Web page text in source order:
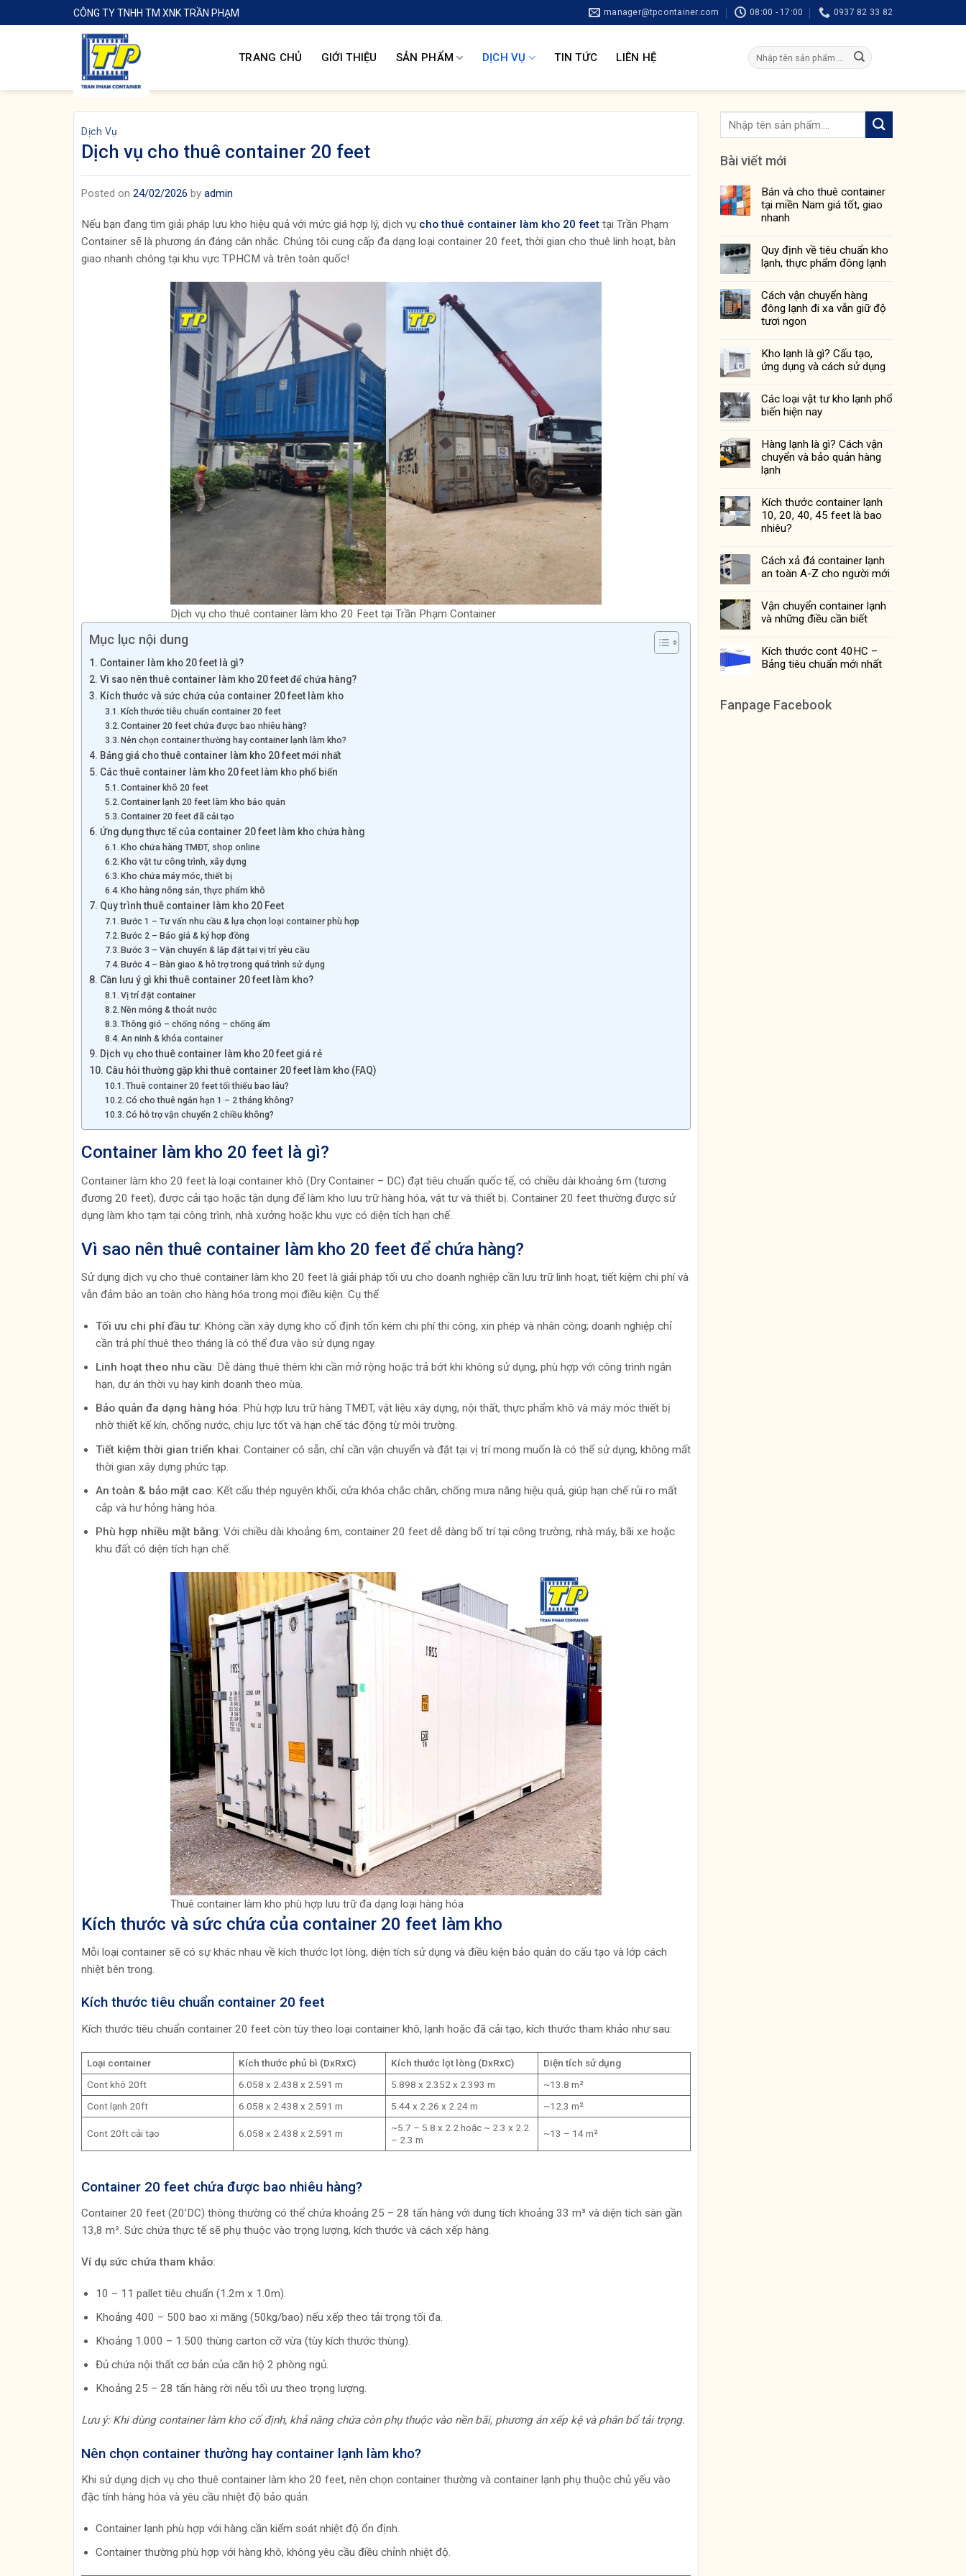
to
CÔNG TY TNHH TM XNK TRẦN PHẠM manager@tpcontainer.com 08:00 - 17:00 0937 82 33 82
TRANG CHỦ GIỚI THIỆU SẢN PHẨM DỊCH VỤ TIN TỨC LIÊN HỆ
Tìm
kiếm:
Dịch Vụ
Dịch vụ cho thuê container 20 feet
Posted on 24/02/2026 by admin
Nếu bạn đang tìm giải pháp lưu kho hiệu quả với mức giá hợp lý, dịch vụ cho thuê container làm kho 20 feet tại Trần Phạm
Container sẽ là phương án đáng cân nhắc. Chúng tôi cung cấp đa dạng loại container 20 feet, thời gian cho thuê linh hoạt, bàn
giao nhanh chóng tại khu vực TPHCM và trên toàn quốc!
Dịch vụ cho thuê container làm kho 20 Feet tại Trần Phạm Container
Mục lục nội dung
Container làm kho 20 feet là gì?
Vì sao nên thuê container làm kho 20 feet để chứa hàng?
Kích thước và sức chứa của container 20 feet làm kho
Kích thước tiêu chuẩn container 20 feet
Container 20 feet chứa được bao nhiêu hàng?
Nên chọn container thường hay container lạnh làm kho?
Bảng giá cho thuê container làm kho 20 feet mới nhất
Các thuê container làm kho 20 feet làm kho phổ biến
Container khô 20 feet
Container lạnh 20 feet làm kho bảo quản
Container 20 feet đã cải tạo
Ứng dụng thực tế của container 20 feet làm kho chứa hàng
Kho chứa hàng TMĐT, shop online
Kho vật tư công trình, xây dựng
Kho chứa máy móc, thiết bị
Kho hàng nông sản, thực phẩm khô
Quy trình thuê container làm kho 20 Feet
Bước 1 – Tư vấn nhu cầu & lựa chọn loại container phù hợp
Bước 2 – Báo giá & ký hợp đồng
Bước 3 – Vận chuyển & lắp đặt tại vị trí yêu cầu
Bước 4 – Bàn giao & hỗ trợ trong quá trình sử dụng
Cần lưu ý gì khi thuê container 20 feet làm kho?
Vị trí đặt container
Nền móng & thoát nước
Thông gió – chống nóng – chống ẩm
An ninh & khóa container
Dịch vụ cho thuê container làm kho 20 feet giá rẻ
Câu hỏi thường gặp khi thuê container 20 feet làm kho (FAQ)
Thuê container 20 feet tối thiểu bao lâu?
Có cho thuê ngắn hạn 1 – 2 tháng không?
Có hỗ trợ vận chuyển 2 chiều không?
Container làm kho 20 feet là gì?
Container làm kho 20 feet là loại container khô (Dry Container – DC) đạt tiêu chuẩn quốc tế, có chiều dài khoảng 6m (tương
đương 20 feet), được cải tạo hoặc tận dụng để làm kho lưu trữ hàng hóa, vật tư và thiết bị. Container 20 feet thường được sử
dụng làm kho tạm tại công trình, nhà xưởng hoặc khu vực có diện tích hạn chế.
Vì sao nên thuê container làm kho 20 feet để chứa hàng?
Sử dụng dịch vụ cho thuê container làm kho 20 feet là giải pháp tối ưu cho doanh nghiệp cần lưu trữ linh hoạt, tiết kiệm chi phí và
vẫn đảm bảo an toàn cho hàng hóa trong mọi điều kiện. Cụ thể:
Tối ưu chi phí đầu tư: Không cần xây dựng kho cố định tốn kém chi phí thi công, xin phép và nhân công; doanh nghiệp chỉ
cần trả phí thuê theo tháng là có thể đưa vào sử dụng ngay.
Linh hoạt theo nhu cầu: Dễ dàng thuê thêm khi cần mở rộng hoặc trả bớt khi không sử dụng, phù hợp với công trình ngắn
hạn, dự án thời vụ hay kinh doanh theo mùa.
Bảo quản đa dạng hàng hóa: Phù hợp lưu trữ hàng TMĐT, vật liệu xây dựng, nội thất, thực phẩm khô và máy móc thiết bị
nhờ thiết kế kín, chống nước, chịu lực tốt và hạn chế tác động từ môi trường.
Tiết kiệm thời gian triển khai: Container có sẵn, chỉ cần vận chuyển và đặt tại vị trí mong muốn là có thể sử dụng, không mất
thời gian xây dựng phức tạp.
An toàn & bảo mật cao: Kết cấu thép nguyên khối, cửa khóa chắc chắn, chống mưa nắng hiệu quả, giúp hạn chế rủi ro mất
cắp và hư hỏng hàng hóa.
Phù hợp nhiều mặt bằng: Với chiều dài khoảng 6m, container 20 feet dễ dàng bố trí tại công trường, nhà máy, bãi xe hoặc
khu đất có diện tích hạn chế.
Thuê container làm kho phù hợp lưu trữ đa dạng loại hàng hóa
Kích thước và sức chứa của container 20 feet làm kho
Mỗi loại container sẽ có sự khác nhau về kích thước lọt lòng, diện tích sử dụng và điều kiện bảo quản do cấu tạo và lớp cách
nhiệt bên trong.
Kích thước tiêu chuẩn container 20 feet
Kích thước tiêu chuẩn container 20 feet còn tùy theo loại container khô, lạnh hoặc đã cải tạo, kích thước tham khảo như sau:
Loại container Kích thước phủ bì (DxRxC) Kích thước lọt lòng (DxRxC)
Diện tích sử dụng
Cont khô 20ft
6.058 x 2.438 x 2.591 m 5.898 x 2.352 x 2.393 m
~13.8 m²
Cont lạnh 20ft
6.058 x 2.438 x 2.591 m 5.44 x 2.26 x 2.24 m ~12.3 m²
Cont 20ft cải tạo 6.058 x 2.438 x 2.591 m
~5.7 – 5.8 x 2.2 hoặc ~ 2.3 x 2.2
– 2.3 m
~13 – 14 m²
Container 20 feet chứa được bao nhiêu hàng?
Container 20 feet (20’DC) thông thường có thể chứa khoảng 25 – 28 tấn hàng với dung tích khoảng 33 m³ và diện tích sàn gần
13,8 m². Sức chứa thực tế sẽ phụ thuộc vào trọng lượng, kích thước và cách xếp hàng.
Ví dụ sức chứa tham khảo:
10 – 11 pallet tiêu chuẩn (1.2m x 1.0m).
Khoảng 400 – 500 bao xi măng (50kg/bao) nếu xếp theo tải trọng tối đa.
Khoảng 1.000 – 1.500 thùng carton cỡ vừa (tùy kích thước thùng).
Đủ chứa nội thất cơ bản của căn hộ 2 phòng ngủ.
Khoảng 25 – 28 tấn hàng rời nếu tối ưu theo trọng lượng.
Lưu ý: Khi dùng container làm kho cố định, khả năng chứa còn phụ thuộc vào nền bãi, phương án xếp kệ và phân bổ tải trọng.
Nên chọn container thường hay container lạnh làm kho?
Khi sử dụng dịch vụ cho thuê container làm kho 20 feet, nên chọn container thường và container lạnh phụ thuộc chủ yếu vào
đặc tính hàng hóa và yêu cầu nhiệt độ bảo quản.
Container lạnh phù hợp với hàng cần kiểm soát nhiệt độ ổn định.
Container thường phù hợp với hàng khô, không yêu cầu điều chỉnh nhiệt độ.
Bài viết mới
Bán và cho thuê container
tại miền Nam giá tốt, giao
nhanh
Quy định về tiêu chuẩn kho
lạnh, thực phẩm đông lạnh
Cách vận chuyển hàng
đông lạnh đi xa vẫn giữ độ
tươi ngon
Kho lạnh là gì? Cấu tạo,
ứng dụng và cách sử dụng
Các loại vật tư kho lạnh phổ
biến hiện nay
Hàng lạnh là gì? Cách vận
chuyển và bảo quản hàng
lạnh
Kích thước container lạnh
10, 20, 40, 45 feet là bao
nhiêu?
Cách xả đá container lạnh
an toàn A-Z cho người mới
Vận chuyển container lạnh
và những điều cần biết
Kích thước cont 40HC –
Bảng tiêu chuẩn mới nhất
Fanpage Facebook